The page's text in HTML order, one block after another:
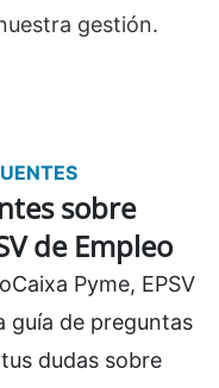
gestión.
sobre
de Empleo
Pyme, EPSV
guía de preguntas
dudas sobre